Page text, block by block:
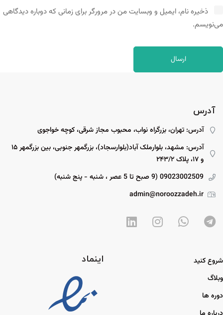
ذخیره نام، ایمیل و وبسایت من در مرورگر برای زمانی که دوباره دیدگاهی
می‌نویسم.
آدرس
آدرس: تهران، بزرگراه نواب، محبوب مجاز شرقی، کوچه خواجوی
آدرس: مشهد، بلوارملک آباد(بلوارسجاد)، بزرگمهر جنوبی، بین بزرگمهر ۱۵
و ۱۷، پلاک ۲۴۳/۲
09023002509 (9 صبح تا 5 عصر ، شنبه - پنج شنبه)
admin@noroozzadeh.ir
شروع کنید
وبلاگ
دوره ها
اینماد